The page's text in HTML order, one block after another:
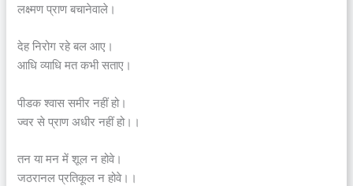
लक्ष्मण प्राण बचानेवाले।
देह निरोग रहे बल आए।
आधि व्याधि मत कभी सताए।
पीडक श्वास समीर नहीं हो।
ज्वर से प्राण अधीर नहीं हो।।
तन या मन में शूल न होवे।
जठरानल प्रतिकूल न होवे।।